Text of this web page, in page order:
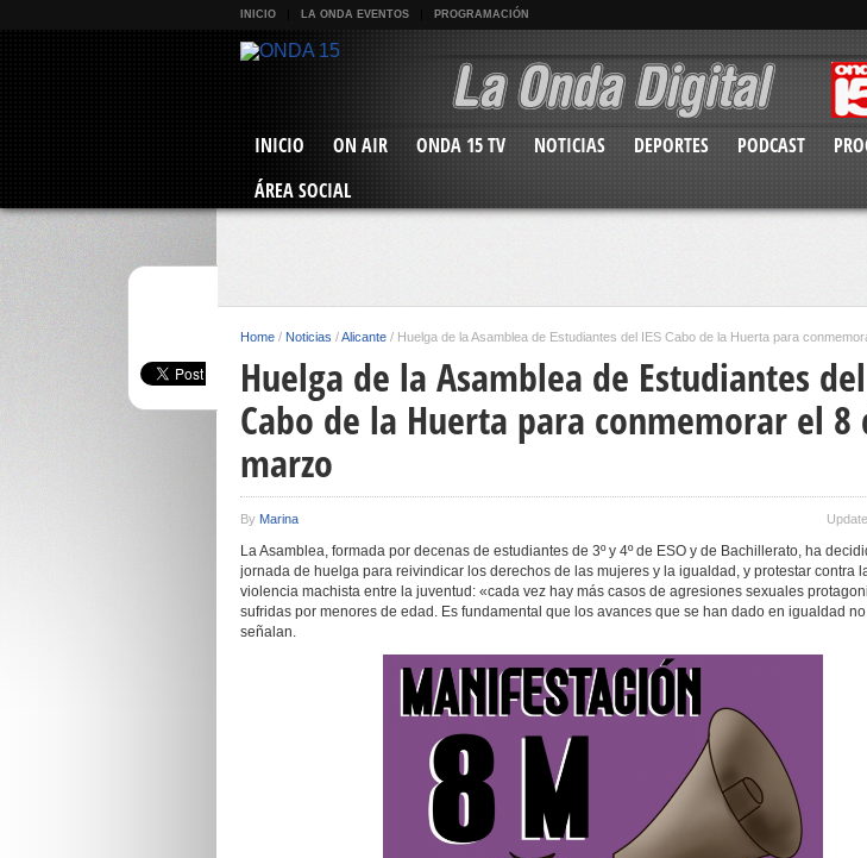
INICIO LA ONDA EVENTOS PROGRAMACIÓN
INICIO ON AIR ONDA 15 TV NOTICIAS DEPORTES PODCAST
ÁREA SOCIAL
Home / Noticias /Alicante / Huelga de la Asamblea de Estudiantes del IES Cabo de la Huerta para
Huelga de la Asamblea de Estudiantes
Cabo de la Huerta para conmemorar el 8
marzo
By Marina
La Asamblea, formada por decenas de estudiantes de 3º y 4º de ESO y de Bachillerato, ha
jornada de huelga para reivindicar los derechos de las mujeres y la igualdad, y protestar contra
violencia machista entre la juventud: «cada vez hay más casos de agresiones sexuales
sufridas por menores de edad. Es fundamental que los avances que se han dado en igualdad
señalan.